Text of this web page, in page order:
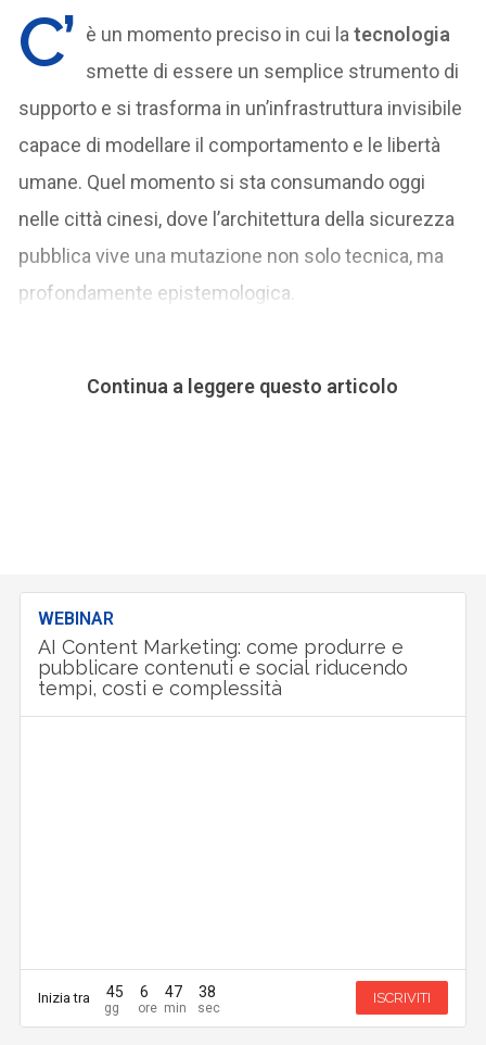
C’ è un momento preciso in cui latecnologia
smette di essere un semplice strumento di
supporto e si trasforma in un’infrastruttura invisibile
capace di modellare il comportamento e le libertà
umane. Quel momento si sta consumando oggi
nelle città cinesi, dove l’architettura della sicurezza
pubblica vive una mutazione non solo tecnica, ma
profondamente epistemologica.
Continua a leggere questo articolo
WEBINAR
AI Content Marketing: come produrre e
pubblicare contenuti e social riducendo
tempi, costi e complessità
Inizia tra 45 6 47 37 ISCRIVITI